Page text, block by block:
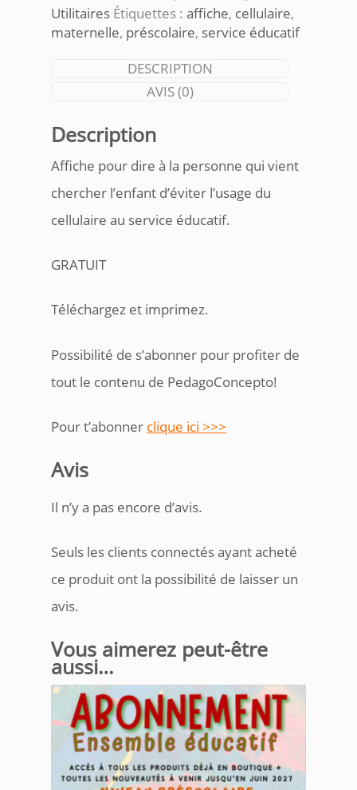
Utilitaires Étiquettes : affiche, cellulaire,
maternelle, préscolaire, service éducatif
DESCRIPTION
AVIS (0)
Description
Affiche pour dire à la personne qui vient
chercher l’enfant d’éviter l’usage du
cellulaire au service éducatif.
GRATUIT
Téléchargez et imprimez.
Possibilité de s’abonner pour profiter de
tout le contenu de PedagoConcepto!
Pour t’abonner clique ici >>>
Avis
Il n’y a pas encore d’avis.
Seuls les clients connectés ayant acheté
ce produit ont la possibilité de laisser un
avis.
Vous aimerez peut-être
aussi…